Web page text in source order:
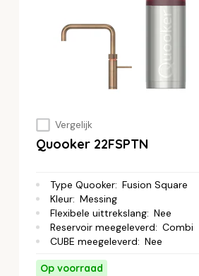
Vergelijk
Quooker 22FSPTN
Type Quooker: Fusion Square
Kleur: Messing
Flexibele uittrekslang: Nee
Reservoir meegeleverd: Combi
CUBE meegeleverd: Nee
Op voorraad